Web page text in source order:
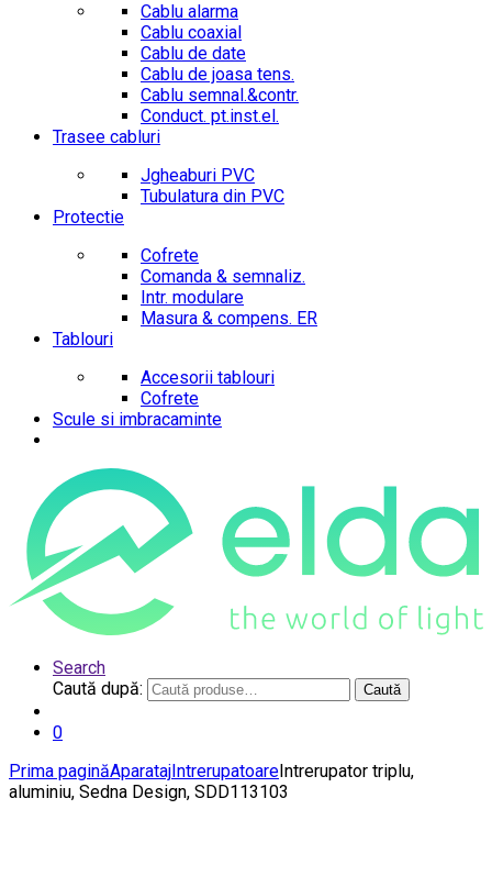
Cablu alarma
Cablu coaxial
Cablu de date
Cablu de joasa tens.
Cablu semnal.&contr.
Conduct. pt.inst.el.
Trasee cabluri
Jgheaburi PVC
Tubulatura din PVC
Protectie
Cofrete
Comanda & semnaliz.
Intr. modulare
Masura & compens. ER
Tablouri
Accesorii tablouri
Cofrete
Scule si imbracaminte
Search
Caută după:
Caută
0
Prima paginăAparatajIntrerupatoareIntrerupator triplu,
aluminiu, Sedna Design, SDD113103